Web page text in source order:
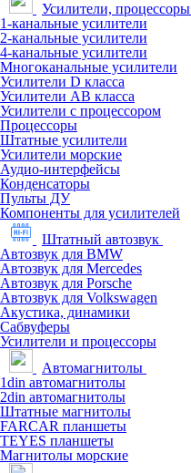
Усилители, процессоры
1-канальные усилители
2-канальные усилители
4-канальные усилители
Многоканальные усилители
Усилители D класса
Усилители АВ класса
Усилители с процессором
Процессоры
Штатные усилители
Усилители морские
Аудио-интерфейсы
Конденсаторы
Пульты ДУ
Компоненты для усилителей
Штатный автозвук
Автозвук для BMW
Автозвук для Mercedes
Автозвук для Porsche
Автозвук для Volkswagen
Акустика, динамики
Сабвуферы
Усилители и процессоры
Автомагнитолы
1din автомагнитолы
2din автомагнитолы
Штатные магнитолы
FARCAR планшеты
TEYES планшеты
Магнитолы морские